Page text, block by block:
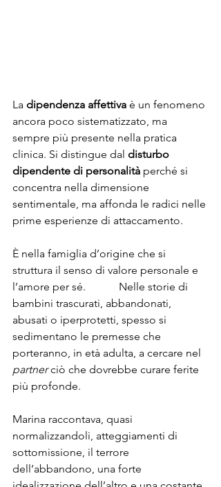
La dipendenza affettiva è un fenomeno
ancora poco sistematizzato, ma
sempre più presente nella pratica
clinica. Si distingue dal disturbo
dipendente di personalità perché si
concentra nella dimensione
sentimentale, ma affonda le radici nelle
prime esperienze di attaccamento.
È nella famiglia d’origine che si
struttura il senso di valore personale e
l’amore per sé.            Nelle storie di
bambini trascurati, abbandonati,
abusati o iperprotetti, spesso si
sedimentano le premesse che
porteranno, in età adulta, a cercare nel
partner ciò che dovrebbe curare ferite
più profonde.
Marina raccontava, quasi
normalizzandoli, atteggiamenti di
sottomissione, il terrore
dell’abbandono, una forte